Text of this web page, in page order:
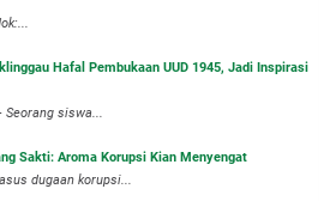
Hafal Pembukaan UUD 1945, Jadi Inspirasi
Seorang siswa...
Sakti: Aroma Korupsi Kian Menyengat
dugaan korupsi...